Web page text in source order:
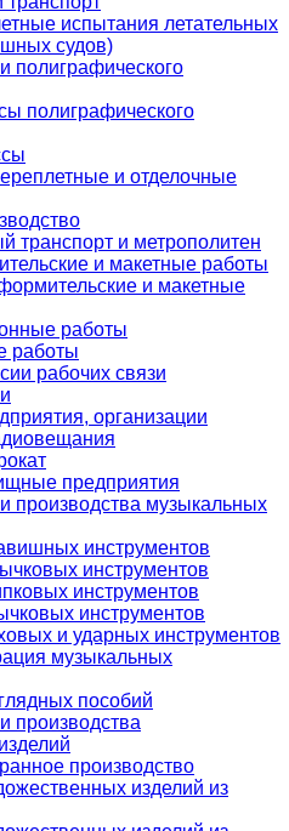
испытания летательных
судов)
полиграфического
полиграфического
и отделочные
транспорт и метрополитен
и макетные работы
и макетные
работы
работы
рабочих связи
организации
предприятия
производства музыкальных
инструментов
инструментов
инструментов
инструментов
и ударных инструментов
музыкальных
пособий
производства
производство
изделий из